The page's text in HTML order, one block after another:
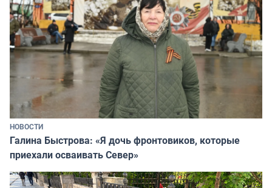
НОВОСТИ
Галина Быстрова: «Я дочь фронтовиков, которые
приехали осваивать Север»